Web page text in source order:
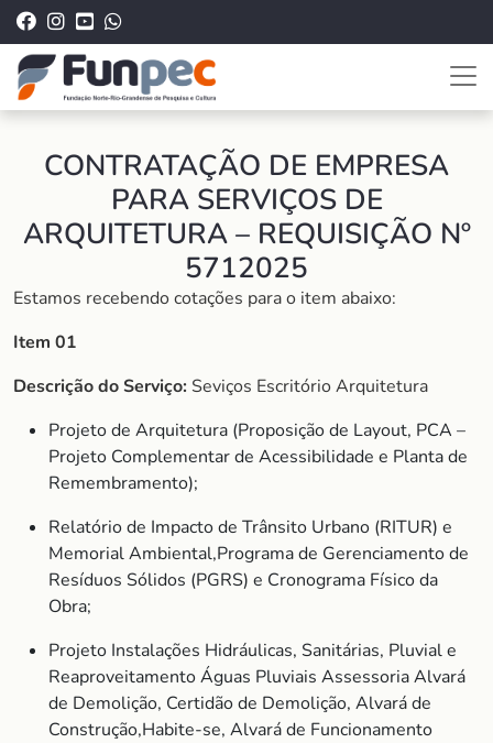
CONTRATAÇÃO DE EMPRESA
PARA SERVIÇOS DE
ARQUITETURA – REQUISIÇÃO Nº
5712025
Estamos recebendo cotações para o item abaixo:
Item 01
Descrição do Serviço: Seviços Escritório Arquitetura
Projeto de Arquitetura (Proposição de Layout, PCA –
Projeto Complementar de Acessibilidade e Planta de
Remembramento);
Relatório de Impacto de Trânsito Urbano (RITUR) e
Memorial Ambiental,Programa de Gerenciamento de
Resíduos Sólidos (PGRS) e Cronograma Físico da
Obra;
Projeto Instalações Hidráulicas, Sanitárias, Pluvial e
Reaproveitamento Águas Pluviais Assessoria Alvará
de Demolição, Certidão de Demolição, Alvará de
Construção,Habite-se, Alvará de Funcionamento